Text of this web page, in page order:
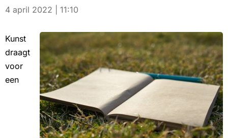
4 april 2022 | 11:10
Kunst
draagt
voor
een